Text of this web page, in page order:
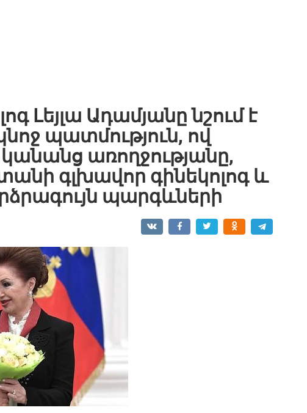
Լեյլա Ադամյանը նշում է
պատմություն, ով
կանանց առողջությանը,
գլխավոր գինեկոլոգ և
պարգևների